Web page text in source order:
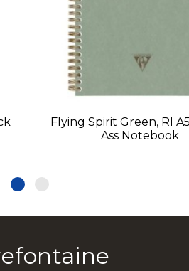
Flying Spirit Green, RI
Ass Notebook